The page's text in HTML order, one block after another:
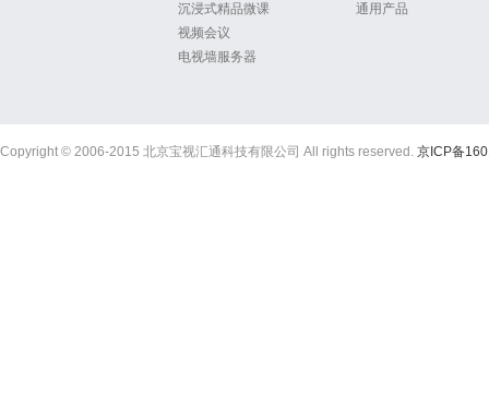
沉浸式精品微课
视频会议
电视墙服务器
通用产品
Copyright © 2006-2015 北京宝视汇通科技有限公司 All rights reserved. 京ICP备